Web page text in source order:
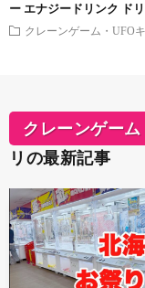
ー エナジードリンク ド
クレーンゲーム・UFO
クレーンゲー
リの最新記事